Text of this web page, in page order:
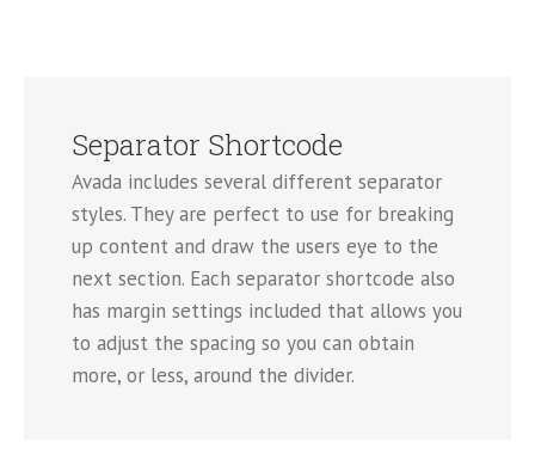
Separator Shortcode
Avada includes several different separator
styles. They are perfect to use for breaking
up content and draw the users eye to the
next section. Each separator shortcode also
has margin settings included that allows you
to adjust the spacing so you can obtain
more, or less, around the divider.